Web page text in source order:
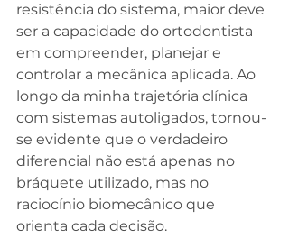
resistência do sistema, maior deve
ser a capacidade do ortodontista
em compreender, planejar e
controlar a mecânica aplicada. Ao
longo da minha trajetória clínica
com sistemas autoligados, tornou-
se evidente que o verdadeiro
diferencial não está apenas no
bráquete utilizado, mas no
raciocínio biomecânico que
orienta cada decisão.